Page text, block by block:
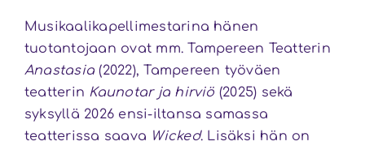
Musikaalikapellimestarina hänen
tuotantojaan ovat mm. Tampereen Teatterin
Anastasia (2022), Tampereen työväen
teatterin Kaunotar ja hirviö (2025) sekä
syksyllä 2026 ensi-iltansa samassa
teatterissa saava Wicked. Lisäksi hän on